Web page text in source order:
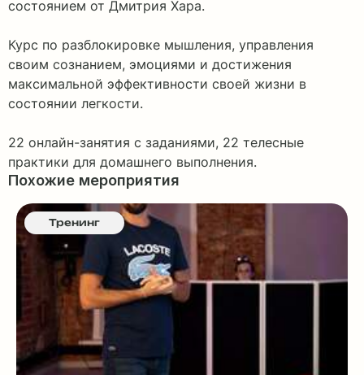
состоянием от Дмитрия Хара.
Курс по разблокировке мышления, управления
своим сознанием, эмоциями и достижения
максимальной эффективности своей жизни в
состоянии легкости.
22 онлайн-занятия c заданиями, 22 телесные
практики для домашнего выполнения.
Похожие мероприятия
Тренинг